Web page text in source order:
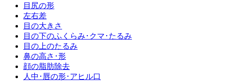
目尻の形
左右差
目の大きさ
目の下のふくらみ･クマ･たるみ
目の上のたるみ
鼻の高さ･形
顔の脂肪除去
人中･唇の形･アヒル口